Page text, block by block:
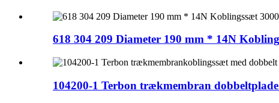
618 304 209 Diameter 190 mm * 14N
104200-1 Terbon trækmembran